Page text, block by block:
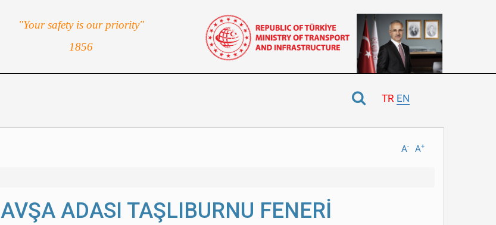
"Your safety is our priority"
1856
TR EN
A+
A-
AVŞA ADASI TAŞLIBURNU FENERİ